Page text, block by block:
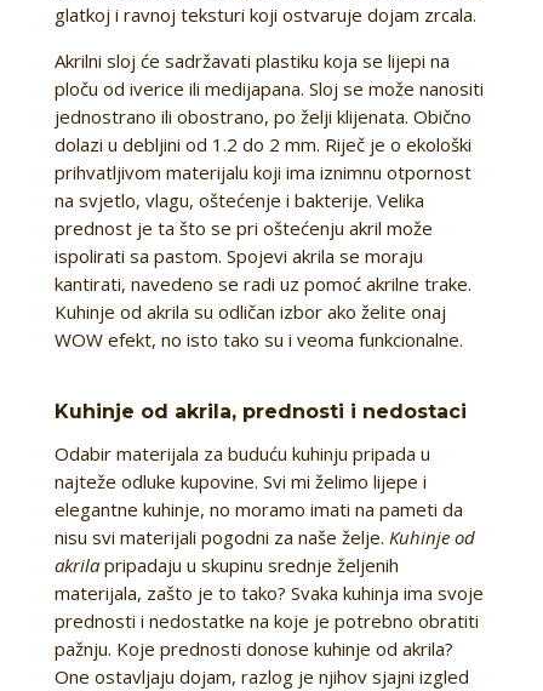
glatkoj i ravnoj teksturi koji ostvaruje dojam zrcala.
Akrilni sloj će sadržavati plastiku koja se lijepi na
ploču od iverice ili medijapana. Sloj se može nanositi
jednostrano ili obostrano, po želji klijenata. Obično
dolazi u debljini od 1.2 do 2 mm. Riječ je o ekološki
prihvatljivom materijalu koji ima iznimnu otpornost
na svjetlo, vlagu, oštećenje i bakterije. Velika
prednost je ta što se pri oštećenju akril može
ispolirati sa pastom. Spojevi akrila se moraju
kantirati, navedeno se radi uz pomoć akrilne trake.
Kuhinje od akrila su odličan izbor ako želite onaj
WOW efekt, no isto tako su i veoma funkcionalne.
Kuhinje od akrila, prednosti i nedostaci
Odabir materijala za buduću kuhinju pripada u
najteže odluke kupovine. Svi mi želimo lijepe i
elegantne kuhinje, no moramo imati na pameti da
nisu svi materijali pogodni za naše želje. Kuhinje od
akrilapripadaju u skupinu srednje željenih
materijala, zašto je to tako? Svaka kuhinja ima svoje
prednosti i nedostatke na koje je potrebno obratiti
pažnju. Koje prednosti donose kuhinje od akrila?
One ostavljaju dojam, razlog je njihov sjajni izgled